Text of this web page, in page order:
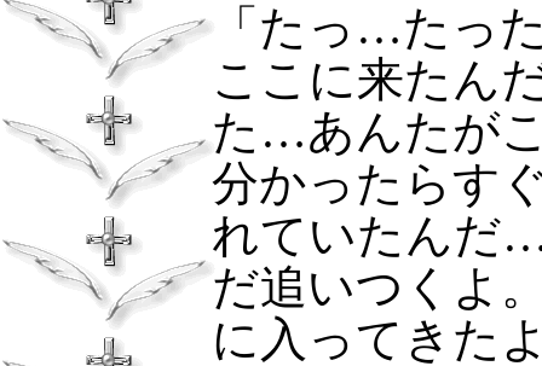
「たっ…たっ
ここに来たん
た…あんたが
分かったらす
れていたんだ
だ追いつくよ
に入ってきた